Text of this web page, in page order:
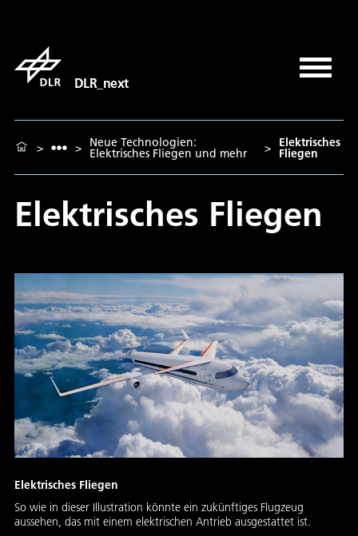
DLR_next
> > Neue Technologien:
Elektrisches Fliegen und mehr > Elektrisches
Fliegen
Elektrisches Fliegen
Elektrisches Fliegen
So wie in dieser Illustration könnte ein zukünftiges Flugzeug
aussehen, das mit einem elektrischen Antrieb ausgestattet ist.